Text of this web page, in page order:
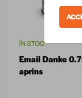
ÎN STOC
Email Danke
aprins